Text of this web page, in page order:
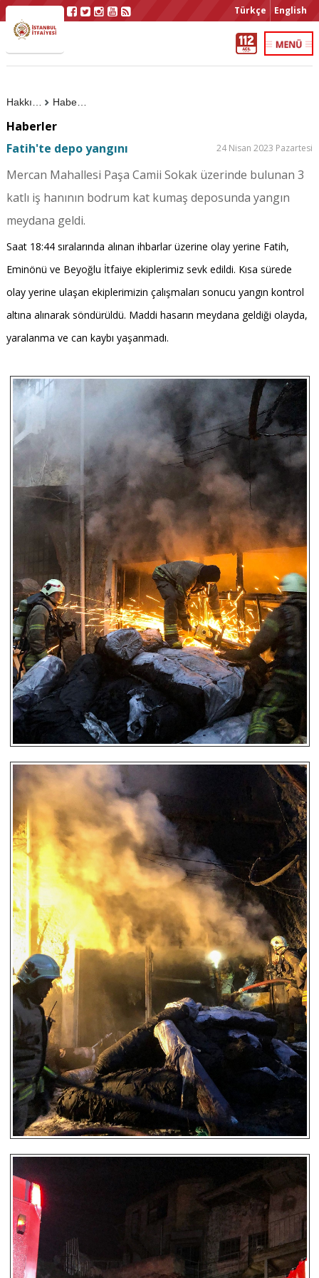
Türkçe English
Haberler
Haberler
Fatih'te depo yangını
24 Nisan 2023 Pazartesi
Mercan Mahallesi Paşa Camii Sokak üzerinde bulunan 3
katlı iş hanının bodrum kat kumaş deposunda yangın
meydana geldi.
Saat 18:44 sıralarında alınan ihbarlar üzerine olay yerine Fatih,
Eminönü ve Beyoğlu İtfaiye ekiplerimiz sevk edildi. Kısa sürede
olay yerine ulaşan ekiplerimizin çalışmaları sonucu yangın kontrol
altına alınarak söndürüldü. Maddi hasarın meydana geldiği olayda,
yaralanma ve can kaybı yaşanmadı.